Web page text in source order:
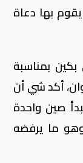
بها دعاة
بمناسبة
أكد شي أن
صين واحدة
ما يرفضه